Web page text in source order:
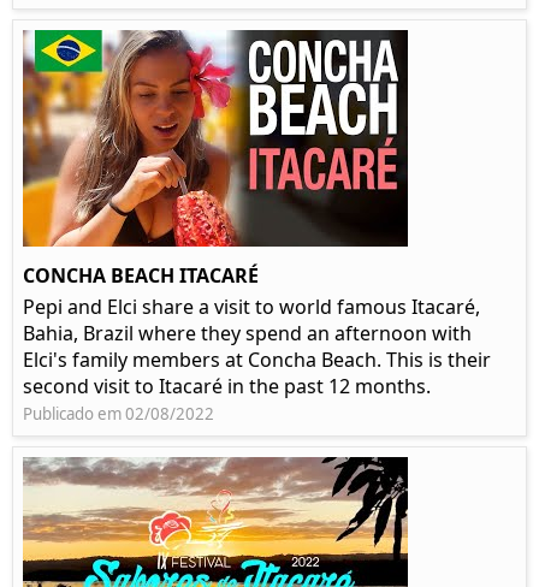
CONCHA BEACH ITACARÉ
Pepi and Elci share a visit to world famous Itacaré,
Bahia, Brazil where they spend an afternoon with
Elci's family members at Concha Beach. This is their
second visit to Itacaré in the past 12 months.
Publicado em 02/08/2022